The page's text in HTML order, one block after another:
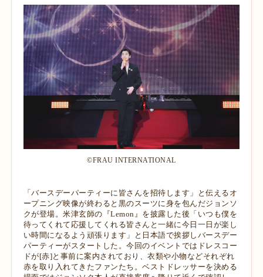
©︎FRAU INTERNATIONAL
「バースデーパーティーに皆さんを招待します」と伝えるオ
ープニング映像が終わると黒のスーツに身を包んだジョンソ
クが登場。米津玄師の『Lemon』を披露した後「いつも僕を
待ってくれて応援してくれる皆さんと一緒に今日一日が楽し
い時間になるよう頑張ります」と日本語で挨拶しバースデー
パーティーがスタートした。今回のイベントではドレスコー
ドが[赤]と事前に案内されており、衣類や小物などそれぞれ
赤を取り入れてきたファンたち。ベストドレッサーを決める